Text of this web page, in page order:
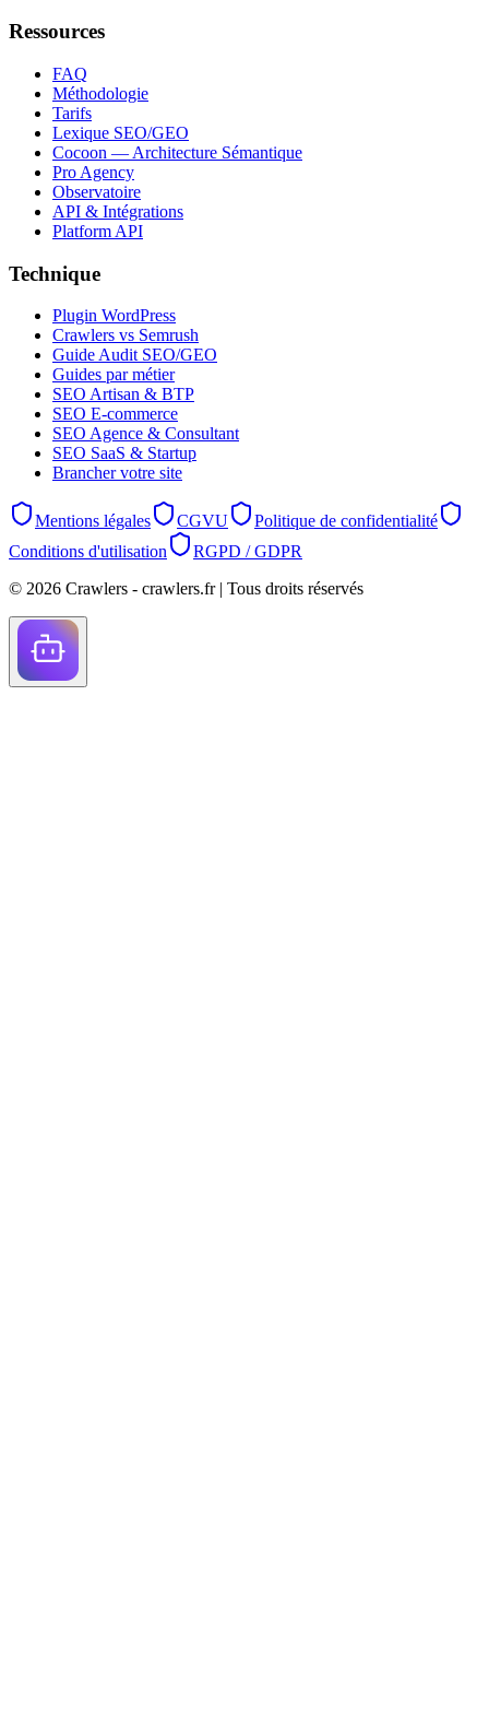
Ressources
FAQ
Méthodologie
Tarifs
Lexique SEO/GEO
Cocoon — Architecture Sémantique
Pro Agency
Observatoire
API & Intégrations
Platform API
Technique
Plugin WordPress
Crawlers vs Semrush
Guide Audit SEO/GEO
Guides par métier
SEO Artisan & BTP
SEO E-commerce
SEO Agence & Consultant
SEO SaaS & Startup
Brancher votre site
Mentions légales CGVU
Politique de confidentialité
Conditions d'utilisation
RGPD / GDPR
© 2026 Crawlers - crawlers.fr | Tous droits réservés